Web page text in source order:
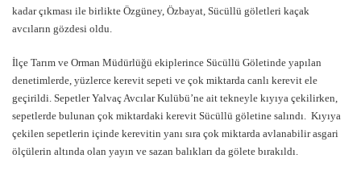
kadar çıkması ile birlikte Özgüney, Özbayat, Sücüllü göletleri kaçak
avcıların gözdesi oldu.
İlçe Tarım ve Orman Müdürlüğü ekiplerince Sücüllü Göletinde yapılan
denetimlerde, yüzlerce kerevit sepeti ve çok miktarda canlı kerevit ele
geçirildi. Sepetler Yalvaç Avcılar Kulübü’ne ait tekneyle kıyıya çekilirken,
sepetlerde bulunan çok miktardaki kerevit Sücüllü göletine salındı. Kıyıya
çekilen sepetlerin içinde kerevitin yanı sıra çok miktarda avlanabilir asgari
ölçülerin altında olan yayın ve sazan balıkları da gölete bırakıldı.